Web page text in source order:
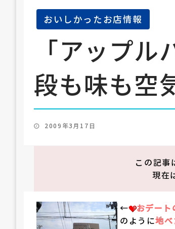
おいしかったお店情報
「アップ
段も味も空
投
2009年3月17日
この記事
現在
← おデート
のように地